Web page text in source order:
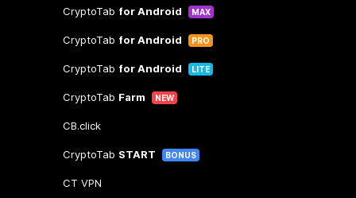
CryptoTab for Android MAX
CryptoTab for Android PRO
CryptoTab for Android LITE
CryptoTab Farm NEW
CB.click
CryptoTab START BONUS
CT VPN